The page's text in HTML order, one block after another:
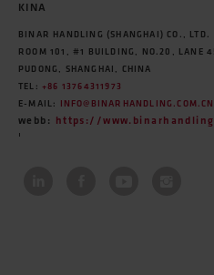
KINA
BINAR HANDLING (SHANGHAI) CO., LTD.
ROOM 101, #1 BUILDING, NO.20, LANE
PUDONG, SHANGHAI, CHINA
TEL: +86 13764311973
E-MAIL:
INFO@BINARHANDLING.COM.CN
webb: https://
'